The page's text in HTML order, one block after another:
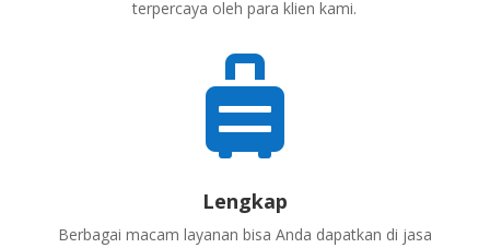
terpercaya oleh para klien kami.

Lengkap
Berbagai macam layanan bisa Anda dapatkan di jasa